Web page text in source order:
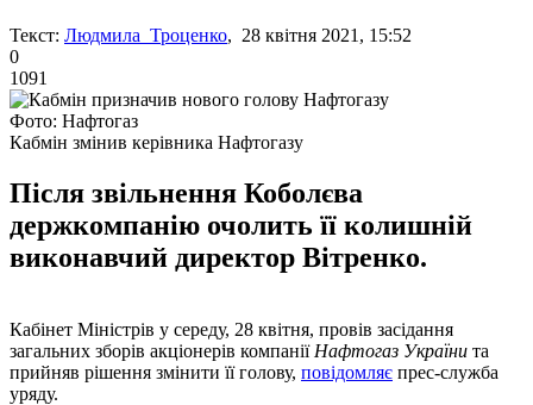
Текст: Людмила Троценко, 28 квітня 2021, 15:52
0
1091
Фото: Нафтогаз
Кабмін змінив керівника Нафтогазу
Після звільнення Коболєва
держкомпанію очолить її колишній
виконавчий директор Вітренко.
Кабінет Міністрів у середу, 28 квітня, провів засідання
загальних зборів акціонерів компанії Нафтогаз України та
прийняв рішення змінити її голову, повідомляє прес-служба
уряду.